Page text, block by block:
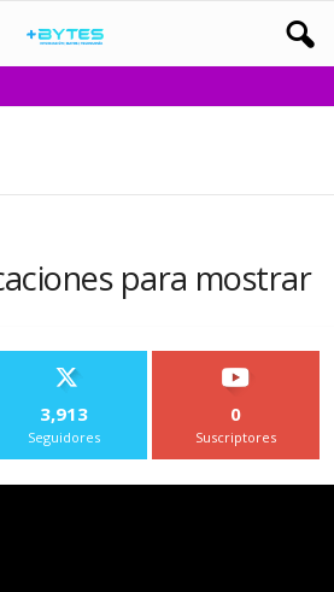
para mostrar
3,913
Seguidores
0
Suscriptores